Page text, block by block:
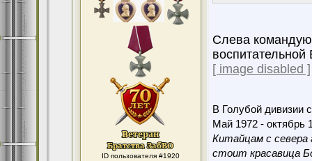
ID пользователя #1920
Слева
воспитательной
[ image disabled ]
В Голубой дивизии
Май 1972 - октябрь
Китайцам с севера
стоит красавица